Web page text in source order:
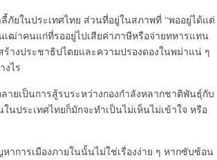
ภัยในประเทศไทย ส่วนที่อยู่ในสภาพที่ “พออยู่ได้แต่
เฒ่าคนแก่ที่รออยู่ไปเสียค่าภาษีหรือจ่ายทหารแทน
ร้างประชาธิปไตยและความปรองดองในพม่าแน่ ๆ
งไร
ายเป็นการสู้รบระหว่างกองกำลังหลากชาติพันธุ์กับ
นประเทศไทยก็มักจะทำเป็นไม่เห็นไม่เข้าใจ หรือ
าการเมืองภายในนั้นไม่ใช่เรื่องง่าย ๆ หากซับซ้อน